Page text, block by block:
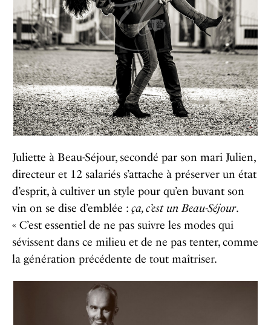
Juliette à Beau-Séjour, secondé par son mari Julien,
directeur et 12 salariés s’attache à préserver un état
d’esprit, à cultiver un style pour qu’en buvant son
vin on se dise d’emblée : ça, c’est un Beau-Séjour.
« C’est essentiel de ne pas suivre les modes qui
sévissent dans ce milieu et de ne pas tenter, comme
la génération précédente de tout maîtriser.